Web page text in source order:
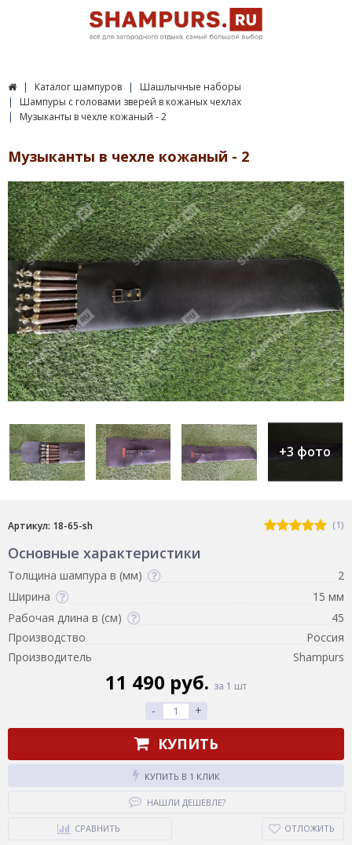
Каталог шампуров
Шашлычные наборы
Шампуры с головами зверей в кожаных чехлах
Музыканты в чехле кожаный - 2
Музыканты в чехле кожаный - 2
+3 фото
Артикул: 18-65-sh (1)
Основные характеристики
Толщина шампура в (мм)
2
Ширина
15 мм
Рабочая длина в (см)
45
Производство
Россия
Производитель
Shampurs
11 490 руб. за 1 шт
- +
КУПИТЬ
КУПИТЬ В 1 КЛИК
НАШЛИ ДЕШЕВЛЕ?
СРАВНИТЬ ОТЛОЖИТЬ